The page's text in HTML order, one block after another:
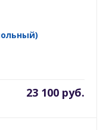
23 100 руб.